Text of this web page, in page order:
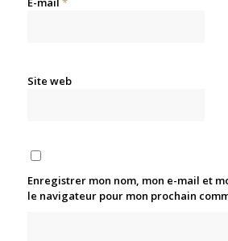
Site web
Enregistrer mon nom, mon e-mail et
le navigateur pour mon prochain